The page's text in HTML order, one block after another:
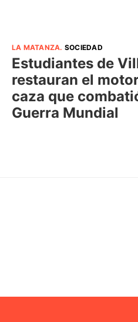
LA MATANZA. SOCIEDAD
Estudiantes de
restauran el
caza que
Guerra Mundial